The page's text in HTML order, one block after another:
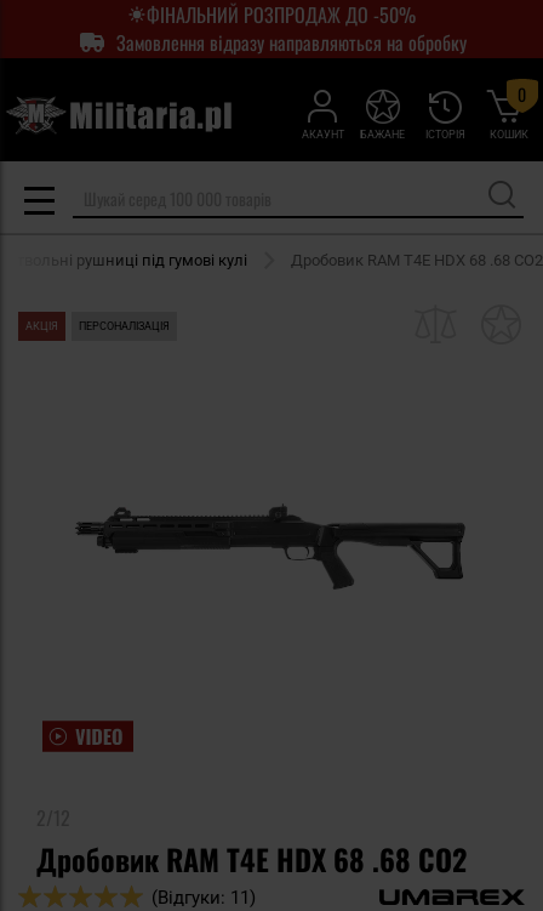
ФІНАЛЬНИЙ РОЗПРОДАЖ ДО -50%
Замовлення відразу направляються на обробку
АКАУНТ ІСТОРІЯ
БАЖАНЕ КОШИК
0
рушниці під гумові кулі Дробовик RAM T4E HDX 68 .68 CO2
АКЦІЯ ПЕРСОНАЛІЗАЦІЯ
Дробовик RAM T4E HDX 68 .68 CO2
Оцінка:
(Відгуки: 11)